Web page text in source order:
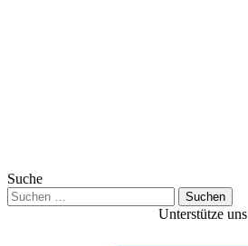
Suche
Suchen
nach:
Unterstütze uns